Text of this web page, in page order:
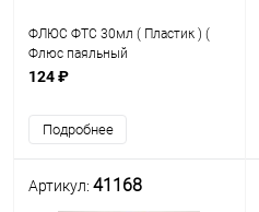
ФЛЮС ФТС 30мл ( Пластик ) (
Флюс паяльный
низкотемпературный ) Ручная и
печатного монтажа БРА.
Лужение электромонтажных
124 ₽
Подробнее
Артикул: 41168